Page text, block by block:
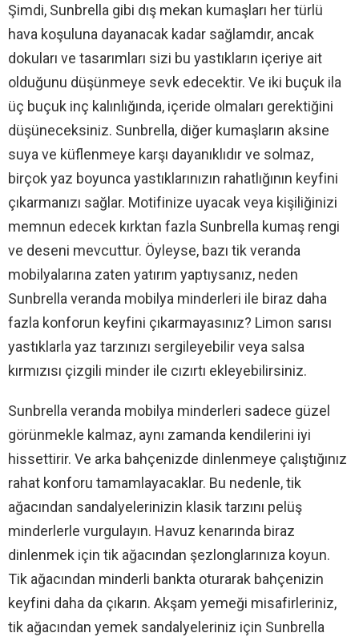
Şimdi, Sunbrella gibi dış mekan kumaşları her türlü
hava koşuluna dayanacak kadar sağlamdır, ancak
dokuları ve tasarımları sizi bu yastıkların içeriye ait
olduğunu düşünmeye sevk edecektir. Ve iki buçuk ila
üç buçuk inç kalınlığında, içeride olmaları gerektiğini
düşüneceksiniz. Sunbrella, diğer kumaşların aksine
suya ve küflenmeye karşı dayanıklıdır ve solmaz,
birçok yaz boyunca yastıklarınızın rahatlığının keyfini
çıkarmanızı sağlar. Motifinize uyacak veya kişiliğinizi
memnun edecek kırktan fazla Sunbrella kumaş rengi
ve deseni mevcuttur. Öyleyse, bazı tik veranda
mobilyalarına zaten yatırım yaptıysanız, neden
Sunbrella veranda mobilya minderleri ile biraz daha
fazla konforun keyfini çıkarmayasınız? Limon sarısı
yastıklarla yaz tarzınızı sergileyebilir veya salsa
kırmızısı çizgili minder ile cızırtı ekleyebilirsiniz.
Sunbrella veranda mobilya minderleri sadece güzel
görünmekle kalmaz, aynı zamanda kendilerini iyi
hissettirir. Ve arka bahçenizde dinlenmeye çalıştığınız
rahat konforu tamamlayacaklar. Bu nedenle, tik
ağacından sandalyelerinizin klasik tarzını pelüş
minderlerle vurgulayın. Havuz kenarında biraz
dinlenmek için tik ağacından şezlonglarınıza koyun.
Tik ağacından minderli bankta oturarak bahçenizin
keyfini daha da çıkarın. Akşam yemeği misafirleriniz,
tik ağacından yemek sandalyeleriniz için Sunbrella